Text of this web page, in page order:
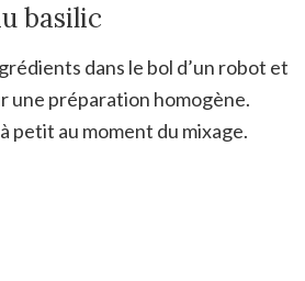
basilic
dans le bol d’un robot et
une préparation homogène.
petit au moment du mixage.